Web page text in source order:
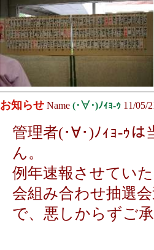
お知らせName (･∀･)ﾉｨｮ-ｩ11/05/
管理者(･∀･)ﾉｨｮ-ｩ
ん。
例年速報させてい
会組み合わせ抽選
で、悪しからずご